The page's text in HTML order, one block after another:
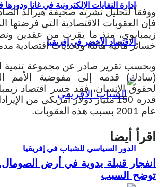
إدارة النفايات الإلكترونية في غانا
الاقتصاد الأخضر في إفريقيا
الدور السياسي للشباب في إفريقيا
ووفقاً لتحليل نشرته صحيفة هيرالد
فإن العقوبات الاقتصادية التي فرضتها
زيمبابوي، منذ ما يقرب من عقدين
خسائر مالية هائلة وتحديات اقتصادية
وبحسب تقرير صادر عن مجموعة تنمية
(سادك) قدمه إلى مفوضية الأمم
لحقوق الإنسان، فقد خسر اقتصاد
قدره 150 مليار دولار أمريكي من
عام 2001 بسبب هذه العقوبات.
اقرأ أيضا
انفجار قنبلة يدوية في أرض
توضح السبب